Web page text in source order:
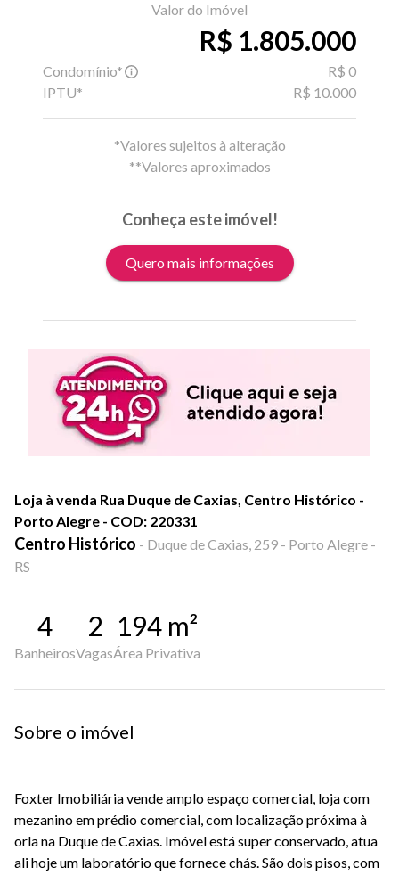
Valor do Imóvel
R$ 1.805.000
Condomínio*
R$ 0
IPTU*
R$ 10.000
*Valores sujeitos à alteração
**Valores aproximados
Conheça este imóvel!
Quero mais informações
Loja à venda Rua Duque de Caxias, Centro Histórico -
Porto Alegre - COD: 220331
Centro Histórico - Duque de Caxias, 259 - Porto Alegre -
RS
4
Banheiros
2
Vagas
194 m²
Área Privativa
Sobre o imóvel
Foxter Imobiliária vende amplo espaço comercial, loja com
mezanino em prédio comercial, com localização próxima à
orla na Duque de Caxias. Imóvel está super conservado, atua
ali hoje um laboratório que fornece chás. São dois pisos, com